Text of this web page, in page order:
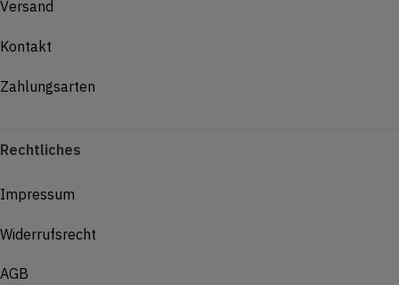
Versand
Kontakt
Zahlungsarten
Rechtliches
Impressum
Widerrufsrecht
AGB